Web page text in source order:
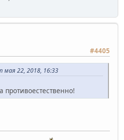
#4405
22, 2018, 16:33
противоестественно!